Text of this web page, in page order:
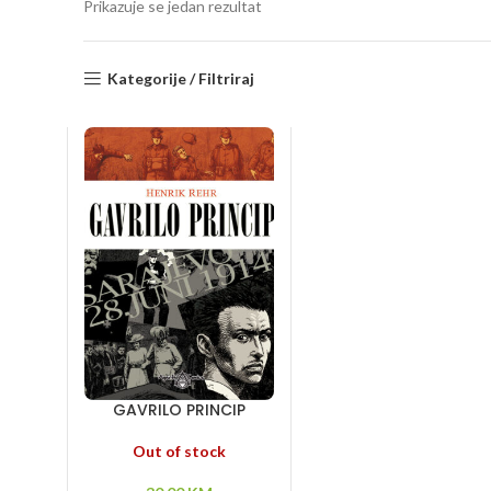
Prikazuje se jedan rezultat
Kategorije / Filtriraj
GAVRILO PRINCIP
Out of stock